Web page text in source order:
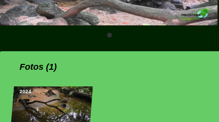
Fotos (1)
2024